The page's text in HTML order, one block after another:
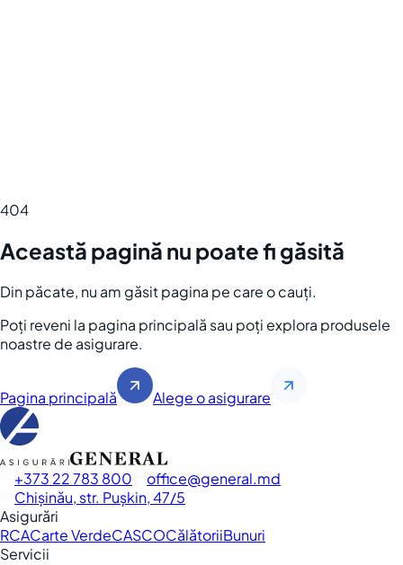
404
Această pagină nu poate fi găsită
Din păcate, nu am găsit pagina pe care o cauți.
Poți reveni la pagina principală sau poți explora produsele
noastre de asigurare.
Pagina principală Alege o asigurare
+373 22 783 800 office
general.md
Chișinău, str. Pușkin, 47/5
Asigurări
RCACarte VerdeCASCOCălătoriiBunuri
Servicii